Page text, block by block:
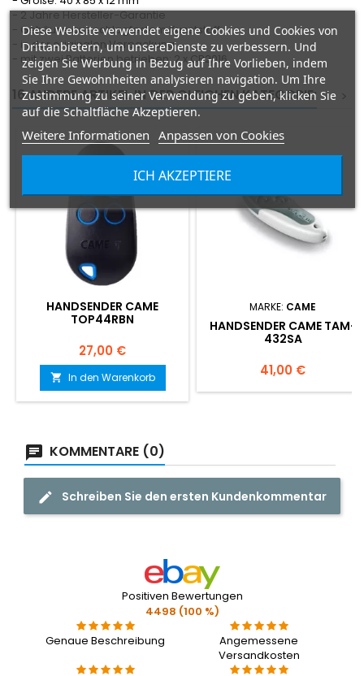
- 2 Jahre Hersteller-Garantie
- Gehäuse aus schlagfestem Kunststoff
- in der originalen Verpackung
- mit zwei Batterien betrieben: 2 x CR2016
16 ANDERE ARTIKEL IN DER GLEICHEN KATEGORIE: <
HANDSENDER CAME
TOP44RBN
Preis
27,00 €
 In den Warenkorb
MARKE: CAME
HANDSENDER CAME TAM-
432SA
Preis
41,00 €
KOMMENTARE (0)
Schreiben Sie den ersten Kundenkommentar
Positiven Bewertungen
4498 (100 %)
Genaue Beschreibung
Angemessene
Versandkosten
Diese Website verwendet eigene Cookies und Cookies von
Drittanbietern, um unsereDienste zu verbessern. Und
zeigen Sie Werbung in Bezug auf Ihre Vorlieben, indem
Sie Ihre Gewohnheiten analysieren navigation. Um Ihre
Zustimmung zu seiner Verwendung zu geben, klicken Sie
auf die Schaltfläche Akzeptieren.
Weitere Informationen Anpassen von Cookies
ICH AKZEPTIERE